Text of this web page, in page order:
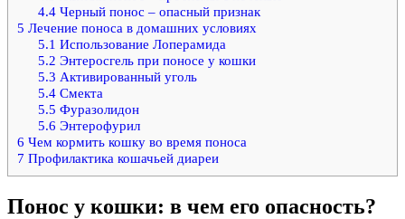
4.4Черный понос – опасный признак
5 Лечение поноса в домашних условиях
5.1 Использование Лоперамида
5.2 Энтеросгель при поносе у кошки
5.3 Активированный уголь
5.4Смекта
5.5 Фуразолидон
5.6 Энтерофурил
6 Чем кормить кошку во время поноса
7 Профилактика кошачьей диареи
Понос у кошки: в чем его опасность?